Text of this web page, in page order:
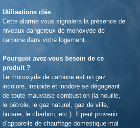
Utilisations clés
Cette alarme vous signalera la présence de
niveaux dangereux de monoxyde de
carbone dans votre logement.
Pourquoi avez-vous besoin de ce
produit ?
Le monoxyde de carbone est un gaz
incolore, insipide et inodore se dégageant
de toute mauvaise combustion (la houille,
le pétrole, le gaz naturel, gaz de ville,
butane, le charbon, etc.). Il peut provenir
d’appareils de chauffage domestique mal